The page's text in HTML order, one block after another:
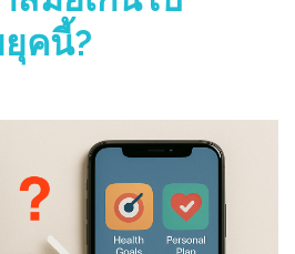
คนี้?